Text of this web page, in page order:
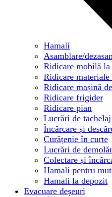
Hamali
Asamblare/
Ridicare mobilă la
Ridicare
Ridicare mașină
Ridicare frigider
Ridicare pian
Lucrări de tachelaj
Încărcare și
Curățenie în curte
Lucrări de
Colectare și
Hamali pentru
Hamali la depozit
Evacuare deșeuri